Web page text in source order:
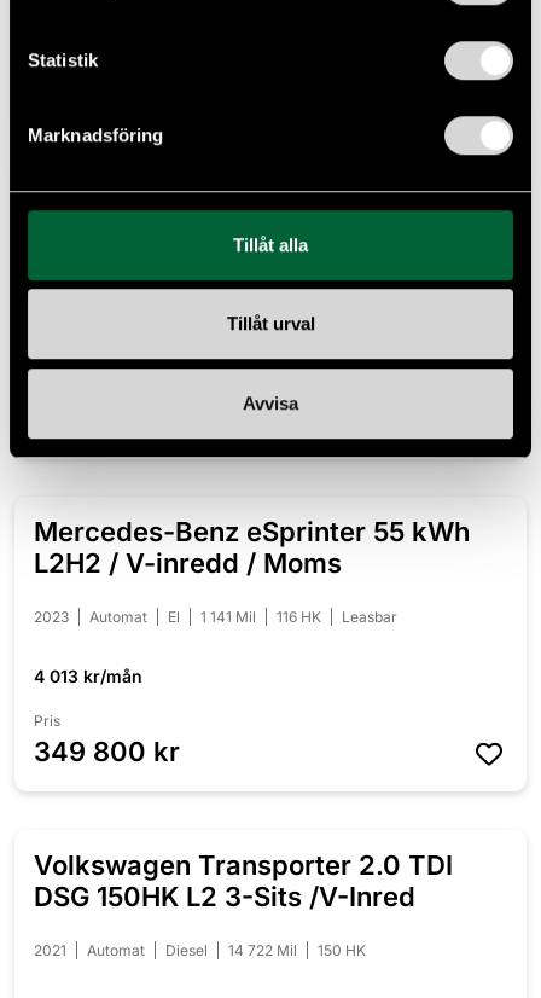
Statistik
Marknadsföring
Tillåt alla
Tillåt urval
Avvisa
Pris
Volkswagen Amarok 3.0 TDI V6 224
HK Aventura Värmare Moms
Mercedes-Benz eSprinter 55 kWh
L2H2 / V-inredd / Moms
2023 Automat El 1 141 Mil 116 HK Leasbar
4 013 kr/mån
Pris
349 800 kr
Volkswagen Transporter 2.0 TDI
DSG 150HK L2 3-Sits /V-Inred
2021 Automat Diesel 14 722 Mil 150 HK